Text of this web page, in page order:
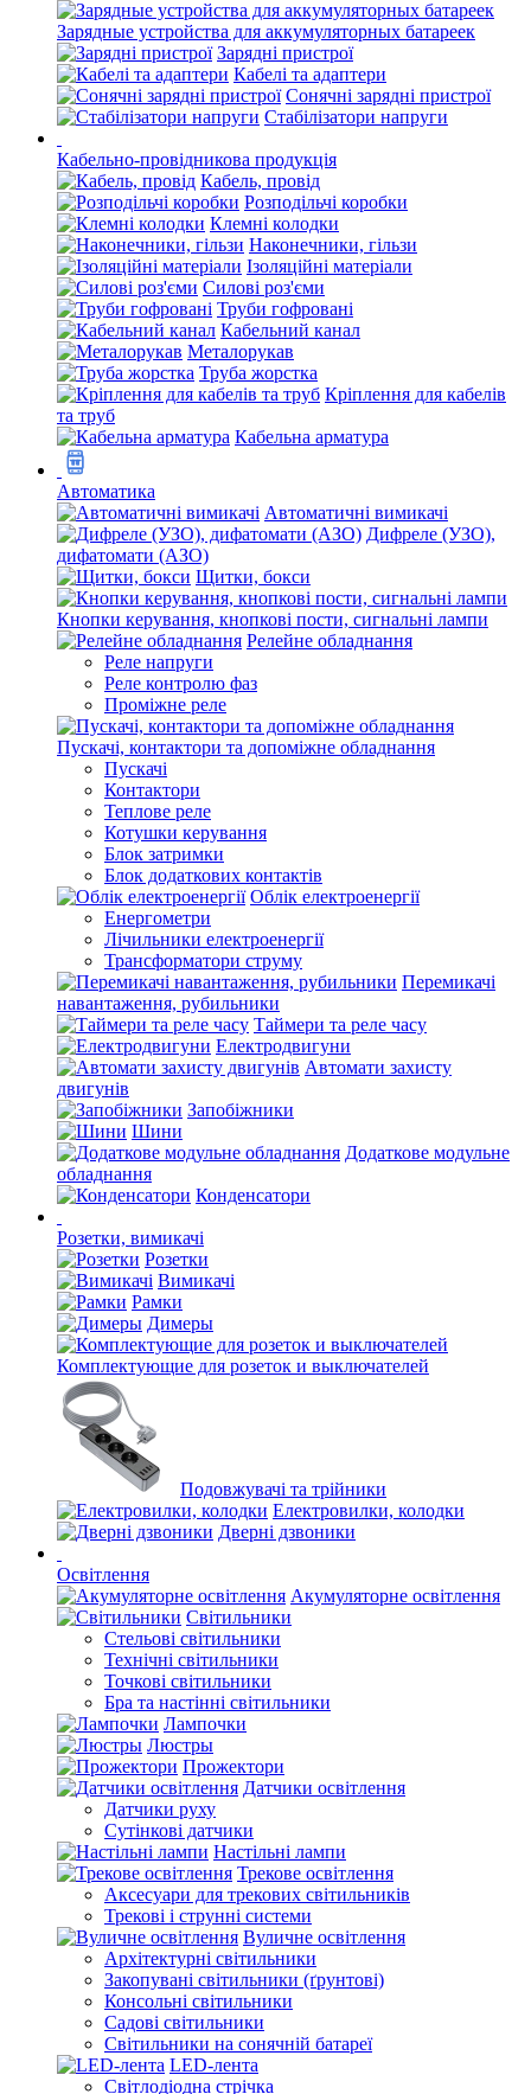
Зарядные устройства для аккумуляторных батареек
Зарядні пристрої
Кабелі та адаптери
Сонячні зарядні пристрої
Стабілізатори напруги
Кабельно-провідникова продукція
Кабель, провід
Розподільчі коробки
Клемні колодки
Наконечники, гільзи
Ізоляційні матеріали
Силові роз'єми
Труби гофровані
Кабельний канал
Металорукав
Труба жорстка
Кріплення для кабелів
та труб
Кабельна арматура
Автоматика
Автоматичні вимикачі
Дифреле (УЗО),
дифатомати (АЗО)
Щитки, бокси
Кнопки керування, кнопкові пости, сигнальні лампи
Релейне обладнання
Реле напруги
Реле контролю фаз
Проміжне реле
Пускачі, контактори та допоміжне обладнання
Пускачі
Контактори
Теплове реле
Котушки керування
Блок затримки
Блок додаткових контактів
Облік електроенергії
Енергометри
Лічильники електроенергії
Трансформатори струму
Перемикачі
навантаження, рубильники
Таймери та реле часу
Електродвигуни
Автомати захисту
двигунів
Запобіжники
Шини
Додаткове модульне
обладнання
Конденсатори
Розетки, вимикачі
Розетки
Вимикачі
Рамки
Димеры
Комплектующие для розеток и выключателей
Подовжувачі та трійники
Електровилки, колодки
Дверні дзвоники
Освітлення
Акумуляторне освітлення
Світильники
Стельові світильники
Технічні світильники
Точкові світильники
Бра та настінні світильники
Лампочки
Люстры
Прожектори
Датчики освітлення
Датчики руху
Сутінкові датчики
Настільні лампи
Трекове освітлення
Аксесуари для трекових світильників
Трекові і струнні системи
Вуличне освітлення
Архітектурні світильники
Закопувані світильники (ґрунтові)
Консольні світильники
Садові світильники
Світильники на сонячній батареї
LED-лента
Світлодіодна стрічка